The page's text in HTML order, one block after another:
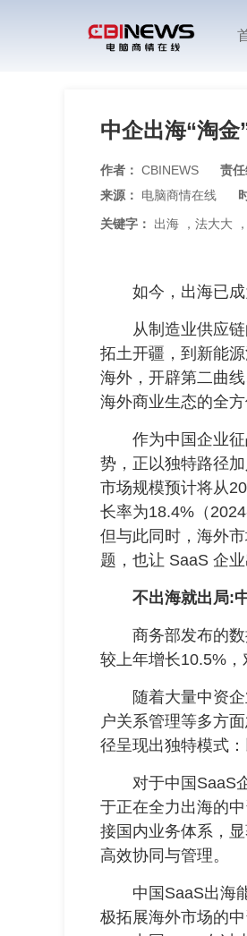
中企出海“淘
作者： CBINEWS 责任
来源： 电脑商情在线
关键字： 出海 ， 法大大 ，
如今，出海已成
从制造业供应链
拓土开疆，到新能
海外，开辟第二曲
海外商业生态的全方
作为中国企业征
势，正以独特路径
市场规模预计将从
长率为18.4%（
但与此同时，海外
题，也让 SaaS 企
不出海就出局:
商务部发布的数
较上年增长10.5%，
随着大量中资企
户关系管理等多方
径呈现出独特模式
对于中国SaaS企
于正在全力出海的
接国内业务体系，
高效协同与管理。
中国SaaS出海能
极拓展海外市场的